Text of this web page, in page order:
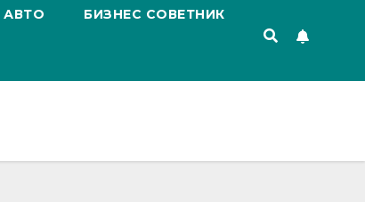
АВТО БИЗНЕС СОВЕТНИК